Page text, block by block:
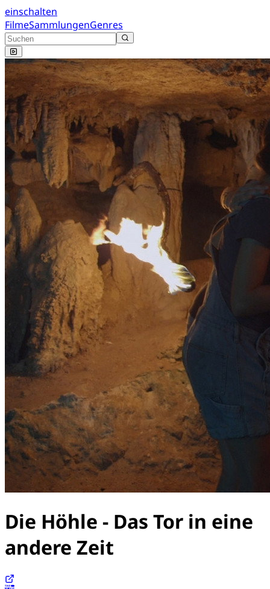
einschalten
FilmeSammlungenGenres
Die Höhle - Das Tor in eine
andere Zeit